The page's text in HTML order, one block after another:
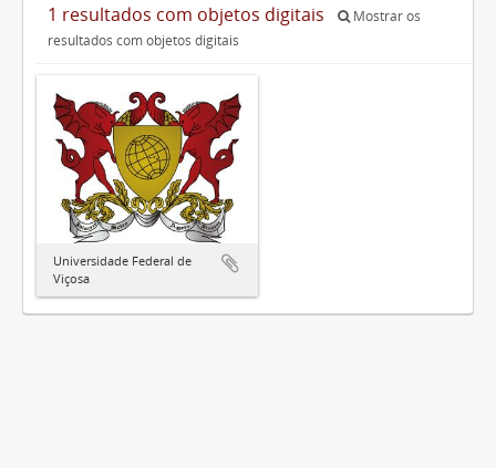
1 resultados com objetos digitais
Mostrar os
resultados com objetos digitais
Universidade Federal de
Viçosa